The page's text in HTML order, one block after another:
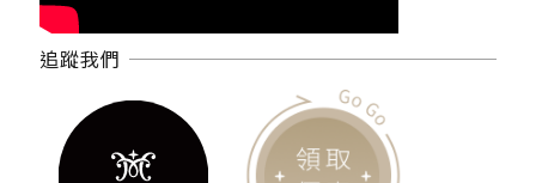
追蹤我們